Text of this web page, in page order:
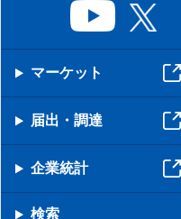
マーケット
届出・調達
企業統計
検索